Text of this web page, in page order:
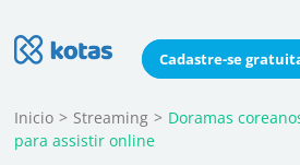
Cadastre-se
to
(Press
Enter)
Blog do Kotas
Dicas e conteúdo relevante para
Inicio > Streaming > Doramas
para assistir online